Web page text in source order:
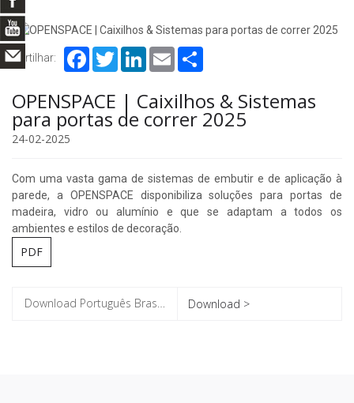
Partilhar: FacebookTwitterLinkedInEmail
OPENSPACE | Caixilhos & Sistemas
para portas de correr 2025
24-02-2025
Com uma vasta gama de sistemas de embutir e de aplicação à
parede, a OPENSPACE disponibiliza soluções para portas de
madeira, vidro ou alumínio e que se adaptam a todos os
ambientes e estilos de decoração.
PDF
Download >